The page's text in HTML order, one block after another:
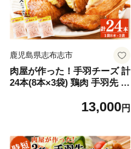
鹿児島県志布志市
肉屋が作った！手羽チーズ 計
24本(8本×3袋) 鶏肉 手羽先 手
かず お弁当 時短 簡単調理 冷
13,000円